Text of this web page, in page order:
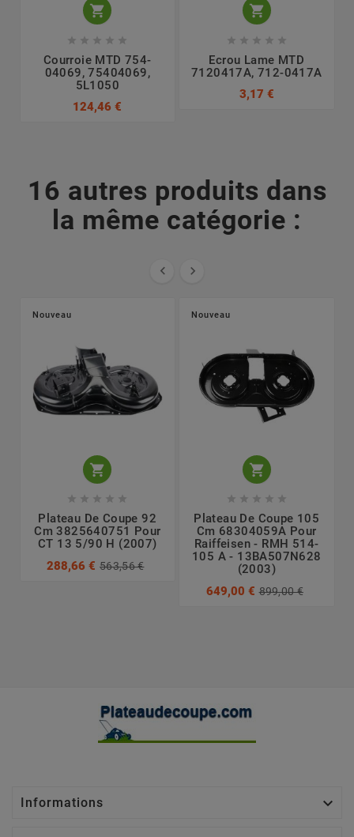

    
Courroie MTD 754-
04069, 75404069,
5L1050
124,46 €

    
Ecrou Lame MTD
7120417A, 712-0417A
3,17 €
16 autres produits dans
la même catégorie :
 
Nouveau

    
Plateau De Coupe 92
Cm 3825640751 Pour
CT 13 5/90 H (2007)
288,66 € 563,56 €
Nouveau

    
Plateau De Coupe 105
Cm 68304059A Pour
Raiffeisen - RMH 514-
105 A - 13BA507N628
(2003)
649,00 € 899,00 €
Informations 